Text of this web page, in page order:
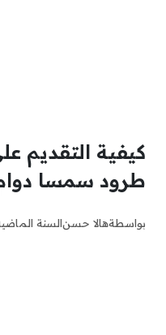
كيفية التقديم
طرود سمسا دوام
بواسطةهالا حسنالسنة